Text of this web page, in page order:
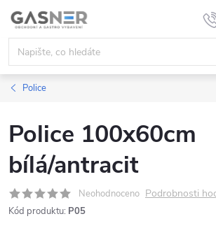
Přejít
obsah
Police
Police 100x60cm
bílá/antracit
Neohodnoceno Podrobnosti
Kód produktu: P05